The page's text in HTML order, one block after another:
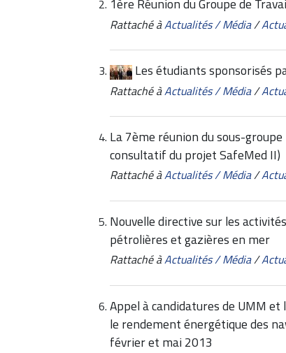
1ère Réunion du Groupe de
Rattaché àActualités / Média/
Les étudiants sponsorisés
Rattaché àActualités / Média/
La 7ème réunion du sous-
consultatif du projet SafeMed II)
Rattaché àActualités / Média/
Nouvelle directive sur les
pétrolières et gazières en mer
Rattaché àActualités / Média/
Appel à candidatures de UMM
le rendement énergétique des
février et mai 2013